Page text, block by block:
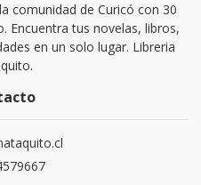
comunidad de Curicó con 30
Encuentra tus novelas, libros,
en un solo lugar. Libreria